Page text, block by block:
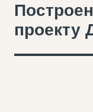
проекту